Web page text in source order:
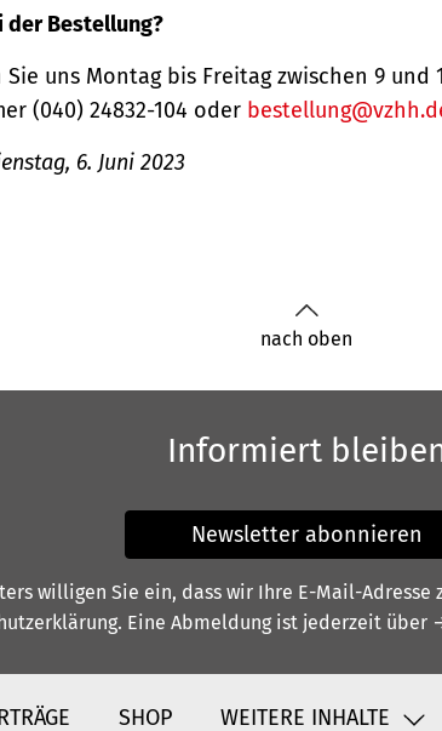
der Bestellung?
uns Montag bis Freitag zwischen 9 und
(040) 24832-104 oder
6. Juni 2023
nach oben
Informiert
Newsletter abonnieren
willigen Sie ein, dass wir Ihre E-Mail-
. Eine Abmeldung ist jederzeit über
SHOP WEITERE INHALTE